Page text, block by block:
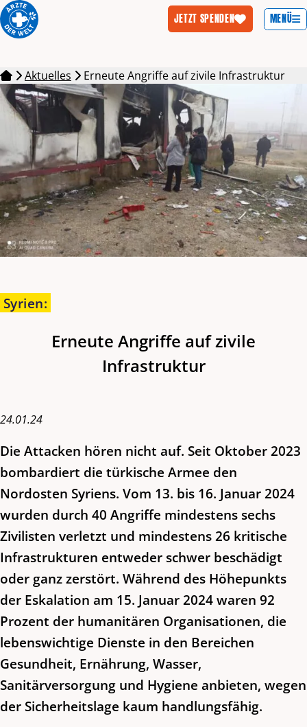
JETZT SPENDEN MENÜ
Aktuelles
Erneute Angriffe auf zivile Infrastruktur
Syrien:
Erneute Angriffe auf zivile
Infrastruktur
24.01.24
Die Attacken hören nicht auf. Seit Oktober 2023
bombardiert die türkische Armee den
Nordosten Syriens. Vom 13. bis 16. Januar 2024
wurden durch 40 Angriffe mindestens sechs
Zivilisten verletzt und mindestens 26 kritische
Infrastrukturen entweder schwer beschädigt
oder ganz zerstört. Während des Höhepunkts
der Eskalation am 15. Januar 2024 waren 92
Prozent der humanitären Organisationen, die
lebenswichtige Dienste in den Bereichen
Gesundheit, Ernährung, Wasser,
Sanitärversorgung und Hygiene anbieten, wegen
der Sicherheitslage kaum handlungsfähig.